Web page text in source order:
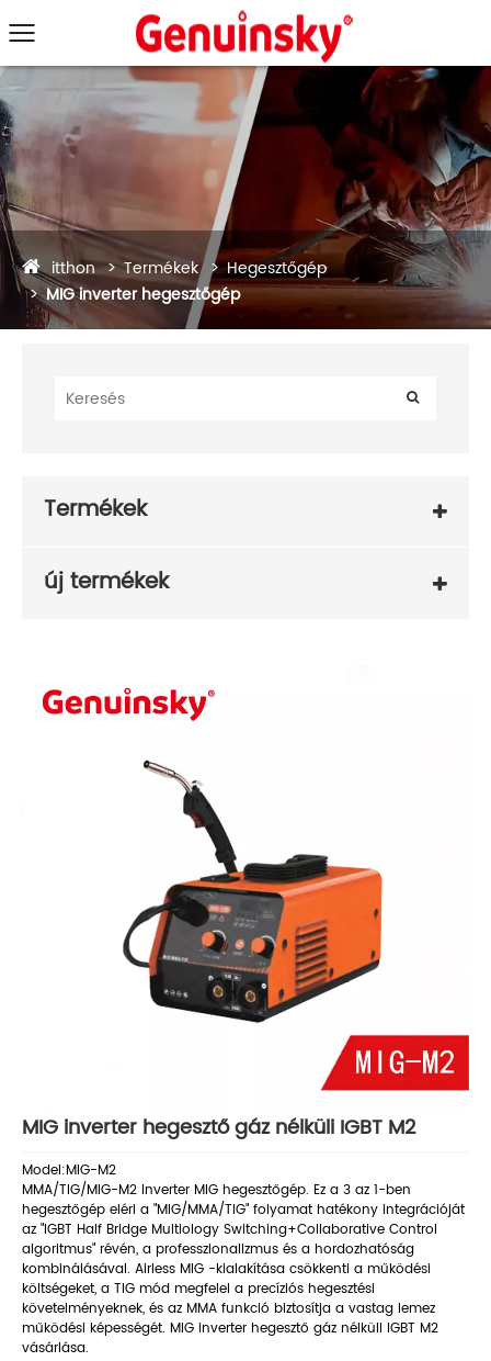
itthon Termékek
Hegesztőgép
MIG inverter hegesztőgép
Termékek
új termékek
MIG inverter hegesztő gáz nélküli IGBT M2
Model:MIG-M2
MMA/TIG/MIG-M2 Inverter MIG hegesztőgép. Ez a 3 az 1-ben
hegesztőgép eléri a "MIG/MMA/TIG" folyamat hatékony integrációját
az "IGBT Half Bridge Multiology Switching+Collaborative Control
algoritmus" révén, a professzionalizmus és a hordozhatóság
kombinálásával. Airless MIG -kialakítása csökkenti a működési
költségeket, a TIG mód megfelel a precíziós hegesztési
követelményeknek, és az MMA funkció biztosítja a vastag lemez
működési képességét. MIG inverter hegesztő gáz nélküli IGBT M2
vásárlása.